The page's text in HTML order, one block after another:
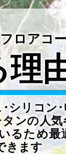
ロアコ
理
シリコン
タンの人
るため最
きます